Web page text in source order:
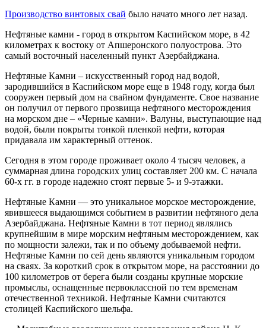
Производство винтовых свай было начато много лет назад.
Нефтяные камни - город в открытом Каспийском море, в 42
километрах к востоку от Апшеронского полуострова. Это
самый восточный населенный пункт Азербайджана.
Нефтяные Камни – искусственный город над водой,
зародившийся в Каспийском море еще в 1948 году, когда был
сооружен первый дом на свайном фундаменте. Свое название
он получил от первого прозвища нефтяного месторождения
на морском дне – «Черные камни». Валуны, выступающие над
водой, были покрыты тонкой пленкой нефти, которая
придавала им характерный оттенок.
Сегодня в этом городе проживает около 4 тысяч человек, а
суммарная длина городских улиц составляет 200 км. С начала
60-х гг. в городе надежно стоят первые 5- и 9-этажки.
Нефтяные Камни — это уникальное морское месторождение,
явившееся выдающимся событием в развитии нефтяного дела
Азербайджана. Нефтяные Камни в тот период являлись
крупнейшим в мире морским нефтяным месторождением, как
по мощности залежи, так и по объему добываемой нефти.
Нефтяные Камни по сей день являются уникальным городом
на сваях. За короткий срок в открытом море, на расстоянии до
100 километров от берега были созданы крупные морские
промыслы, оснащенные первоклассной по тем временам
отечественной техникой. Нефтяные Камни считаются
столицей Каспийского шельфа.